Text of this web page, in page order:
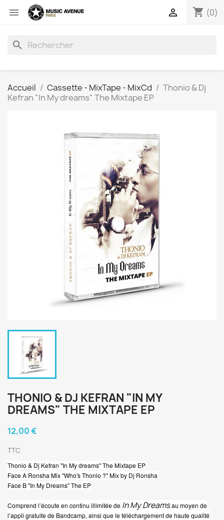
 shopping_cart (0)

search
Accueil Cassette - MixTape - MixCd
Thonio & Dj
Kefran "In My dreams" The Mixtape EP
THONIO & DJ KEFRAN "IN MY
DREAMS" THE MIXTAPE EP
12,00 €
TTC
Thonio & Dj Kefran "In My dreams" The Mixtape EP
Face A Ronsha Mix "Who's Thonio ?" Mix by Dj Ronsha
Face B "In My Dreams" The EP
Comprend l’écoute en continu illimitée de In My Dreamsau moyen de
l’appli gratuite de Bandcamp, ainsi que le téléchargement de haute qualité